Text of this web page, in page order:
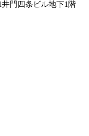
門四条ビル地下1階